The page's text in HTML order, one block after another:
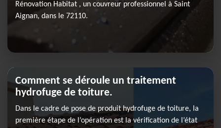
Rénovation Habitat , un couvreur professionnel à Saint
Aignan, dans le 72110.
Comment se déroule un traitement
hydrofuge de toiture.
Dans le cadre de pose de produit hydrofuge de toiture, la
première étape de l’opération est la vérification de l’état